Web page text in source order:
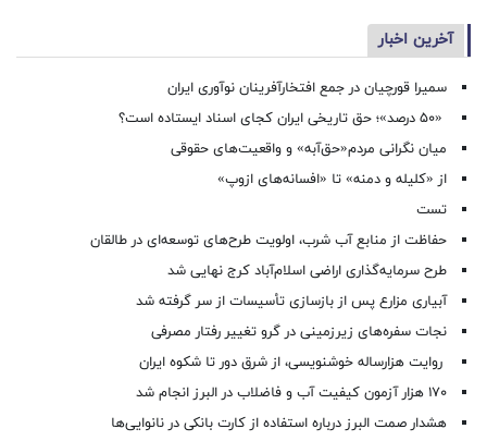
آخرین اخبار
سمیرا قورچیان در جمع افتخارآفرینان نوآوری ایران
«۵۰ درصد»؛ حق تاریخی ایران کجای اسناد ایستاده است؟
میان نگرانی مردم«حق‌آبه» و واقعیت‌های حقوقی
از «کلیله و دمنه» تا «افسانه‌های ازوپ»
تست
حفاظت از منابع آب شرب، اولویت طرح‌های توسعه‌ای در طالقان
طرح سرمایه‌گذاری اراضی اسلام‌آباد کرج نهایی شد
آبیاری مزارع پس از بازسازی تأسیسات از سر گرفته شد
نجات سفره‌های زیرزمینی در گرو تغییر رفتار مصرفی
روایت هزارساله خوشنویسی، از شرق دور تا شکوه ایران
۱۷۰ هزار آزمون کیفیت آب و فاضلاب در البرز انجام شد
هشدار صمت البرز درباره استفاده از کارت بانکی در نانوایی‌ها